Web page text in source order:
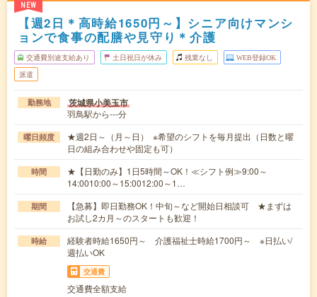
NEW
【週2日＊高時給1650円～】シニア向けマンシ
ョンで食事の配膳や見守り＊介護
交通費別途支給あり 土日祝日が休み 残業なし WEB登録OK
派遣
勤務地 茨城県小美玉市
羽鳥駅から---分
曜日頻度
★週2日～（月～日） ※希望のシフトを毎月提出（日数と曜
日の組み合わせや固定も可）
時間
★【日勤のみ】1日5時間～OK！≪シフト例≫9:00～
14:0010:00～15:0012:00～1…
期間
【急募】即日勤務OK！中旬～など開始日相談可 ★まずは
お試し2カ月～のスタートも歓迎！
時給
経験者時給1650円～ 介護福祉士時給1700円～ ※日払い/
週払いOK
交通費
交通費全額支給